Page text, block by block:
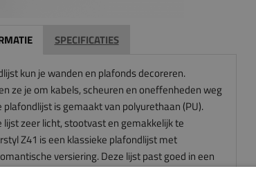
SPECIFICATIES
kun je wanden en plafonds decoreren.
ze je om kabels, scheuren en oneffenheden weg
plafondlijst is gemaakt van polyurethaan (PU).
lijst zeer licht, stootvast en gemakkelijk te
Z41 is een klassieke plafondlijst met
versiering. Deze lijst past goed in een